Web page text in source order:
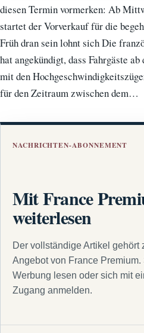
diesen Termin vormerken: Ab
startet der Vorverkauf für die
Früh dran sein lohnt sich Die
hat angekündigt, dass Fahrgäste
mit den
für den Zeitraum zwischen dem…
NACHRICHTEN-ABONNEMENT
Mit France
weiterlesen
Der vollständige Artikel gehört
Angebot von France
Werbung lesen oder sich mit
Zugang anmelden.